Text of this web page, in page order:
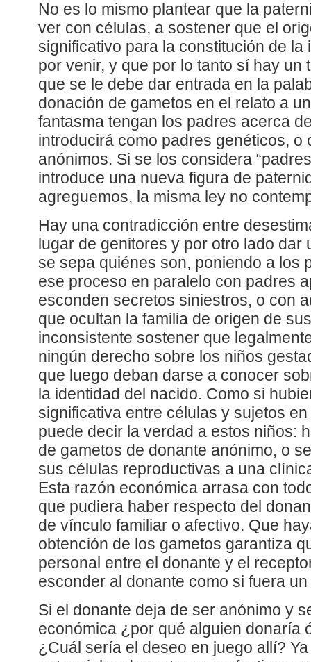
No es lo mismo plantear que la
ver con células, a sostener que el
significativo para la constitución de la
por venir, y que por lo tanto sí hay un
que se le debe dar entrada en la
donación de gametos en el relato a
fantasma tengan los padres acerca
introducirá como padres genéticos, o
anónimos. Si se los considera
introduce una nueva figura de
agreguemos, la misma ley no
Hay una contradicción entre
lugar de genitores y por otro lado
se sepa quiénes son, poniendo a los
ese proceso en paralelo con padres
esconden secretos siniestros, o con
que ocultan la familia de origen de
inconsistente sostener que
ningún derecho sobre los niños
que luego deban darse a conocer
la identidad del nacido. Como si
significativa entre células y sujetos
puede decir la verdad a estos niños:
de gametos de donante anónimo, o
sus células reproductivas a una
Esta razón económica arrasa con
que pudiera haber respecto del
de vínculo familiar o afectivo. Que
obtención de los gametos garantiza
personal entre el donante y el
esconder al donante como si fuera
Si el donante deja de ser anónimo y
económica ¿por qué alguien donaría
¿Cuál sería el deseo en juego allí?